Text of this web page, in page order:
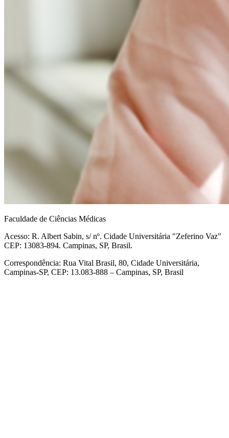
Faculdade de Ciências Médicas
Acesso: R. Albert Sabin, s/ nº. Cidade Universitária "Zeferino Vaz"
CEP: 13083-894. Campinas, SP, Brasil.
Correspondência: Rua Vital Brasil, 80, Cidade Universitária,
Campinas-SP, CEP: 13.083-888 – Campinas, SP, Brasil